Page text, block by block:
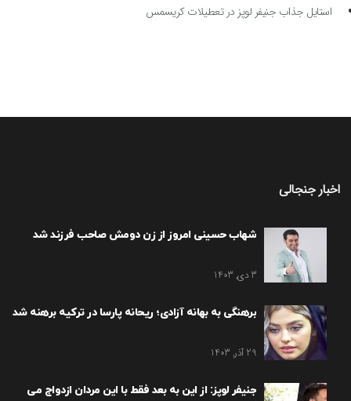
استایل جذاب جنیفر لوپز در تعطیلات کریسمس
اخبار جنجالی
شهاب حسینی امروز از زن دومش صاحب فرزند شد
3 دی, 1403
برهنگی به بهانه آزادی؛ ریحانه پارسا در ترکیه برهنه شد
29 آذر, 1403
جنیفر لوپز: از این به بعد فقط با این مردان ازدواج می